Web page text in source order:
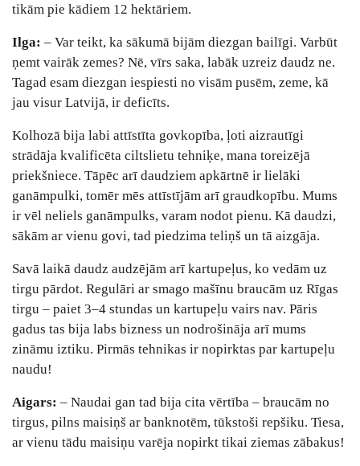
tikām pie kādiem 12 hektāriem.
Ilga: – Var teikt, ka sākumā bijām diezgan bailīgi. Varbūt
ņemt vairāk zemes? Nē, vīrs saka, labāk uzreiz daudz ne.
Tagad esam diezgan iespiesti no visām pusēm, zeme, kā
jau visur Latvijā, ir deficīts.
Kolhozā bija labi attīstīta govkopība, ļoti aizrautīgi
strādāja kvalificēta ciltslietu tehniķe, mana toreizējā
priekšniece. Tāpēc arī daudziem apkārtnē ir lielāki
ganāmpulki, tomēr mēs attīstījām arī graudkopību. Mums
ir vēl neliels ganāmpulks, varam nodot pienu. Kā daudzi,
sākām ar vienu govi, tad piedzima teliņš un tā aizgāja.
Savā laikā daudz audzējām arī kartupeļus, ko vedām uz
tirgu pārdot. Regulāri ar smago mašīnu braucām uz Rīgas
tirgu – paiet 3–4 stundas un kartupeļu vairs nav. Pāris
gadus tas bija labs bizness un nodrošināja arī mums
zināmu iztiku. Pirmās tehnikas ir nopirktas par kartupeļu
naudu!
Aigars: – Naudai gan tad bija cita vērtība – braucām no
tirgus, pilns maisiņš ar banknotēm, tūkstoši repšiku. Tiesa,
ar vienu tādu maisiņu varēja nopirkt tikai ziemas zābakus!